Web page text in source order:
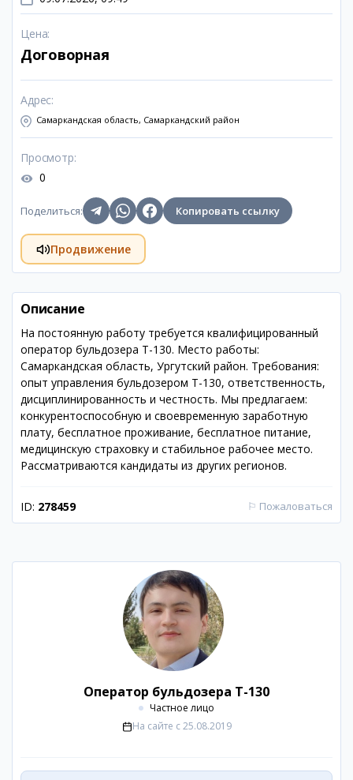
Цена:
Договорная
Адрес:
Самаркандская область, Самаркандский район
Просмотр:
0
Поделиться: Копировать ссылку
Продвижение
Описание
На постоянную работу требуется квалифицированный
оператор бульдозера Т-130. Место работы:
Самаркандская область, Ургутский район. Требования:
опыт управления бульдозером Т-130, ответственность,
дисциплинированность и честность. Мы предлагаем:
конкурентоспособную и своевременную заработную
плату, бесплатное проживание, бесплатное питание,
медицинскую страховку и стабильное рабочее место.
Рассматриваются кандидаты из других регионов.
ID: 278459 ⚐ Пожаловаться
Оператор бульдозера Т-130
Частное лицо
На сайте с 25.08.2019